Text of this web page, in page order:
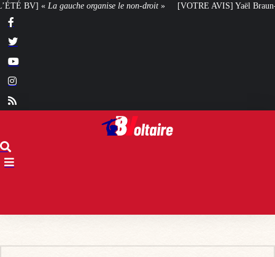
organise le non-droit» [VOTRE AVIS] Yaël Braun-Pivet doit-elle